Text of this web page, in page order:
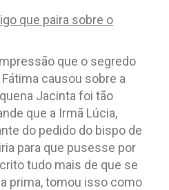
que paira sobre o
que o segredo
Fátima causou sobre a
Jacinta foi tão
que a Irmã Lúcia,
do pedido do bispo de
para que pusesse por
tudo mais de que se
prima, tomou isso como